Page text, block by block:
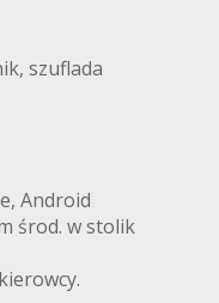
szuflada
Android
środ. w stolik